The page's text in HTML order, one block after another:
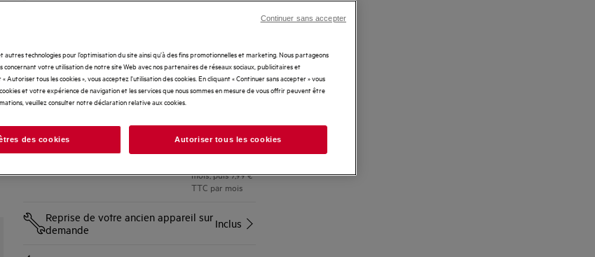
Extension de Garantie 5 ans 149 €
Ajouter le dommage
accidentel sur votre
2,99 €* par mois
Non applicable pour les entreprises
Non disponible pour des modes de
paiement spécifiques
*TTC jusqu'à la
fin de la période
mois, puis 7,99 €
TTC par mois
Reprise de votre ancien appareil sur
demande
Inclus
autres technologies pour l’optimisation du site ainsi qu’à des fins promotionnelles et marketing. Nous partageons
concernant votre utilisation de notre site Web avec nos partenaires de réseaux sociaux, publicitaires et
Autoriser tous les cookies », vous acceptez l'utilisation des cookies. En cliquant « Continuer sans accepter » vous
et votre expérience de navigation et les services que nous sommes en mesure de vous offrir peuvent être
veuillez consulter notre déclaration relative aux cookies.
des cookies Autoriser tous les cookies
Continuer sans accepter